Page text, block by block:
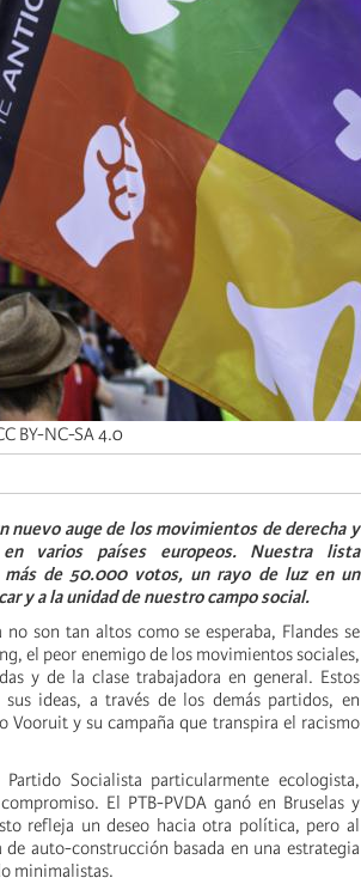
BY-NC-SA 4.0
nuevo auge de los movimientos de derecha y
varios países europeos. Nuestra lista
de 50.000 votos, un rayo de luz en un
y a la unidad de nuestro campo social.
son tan altos como se esperaba, Flandes se
el peor enemigo de los movimientos sociales,
y de la clase trabajadora en general. Estos
ideas, a través de los demás partidos, en
y su campaña que transpira el racismo
Socialista particularmente ecologista,
El PTB-PVDA ganó en Bruselas y
refleja un deseo hacia otra política, pero al
auto-construcción basada en una estrategia
minimalistas.